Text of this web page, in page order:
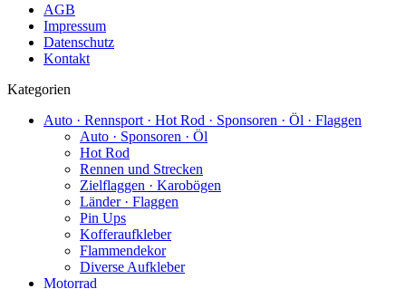
AGB
Impressum
Datenschutz
Kontakt
Kategorien
Auto · Rennsport · Hot Rod · Sponsoren · Öl · Flaggen
Auto · Sponsoren · Öl
Hot Rod
Rennen und Strecken
Zielflaggen · Karobögen
Länder · Flaggen
Pin Ups
Kofferaufkleber
Flammendekor
Diverse Aufkleber
Motorrad